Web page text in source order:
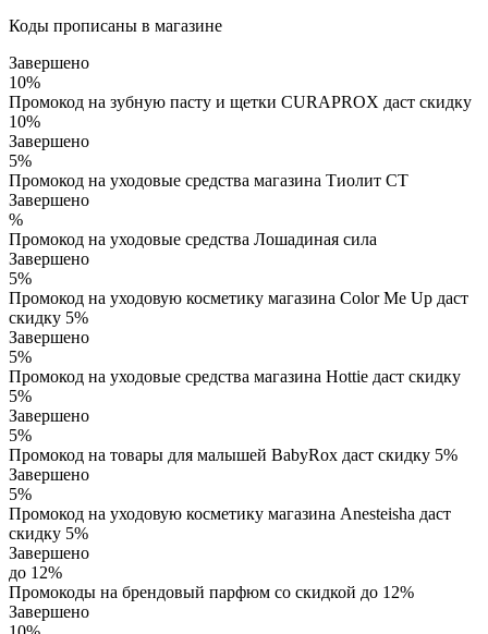
Коды прописаны в магазине
Завершено
10%
Промокод на зубную пасту и щетки CURAPROX даст скидку
10%
Завершено
5%
Промокод на уходовые средства магазина Тиолит СТ
Завершено
%
Промокод на уходовые средства Лошадиная сила
Завершено
5%
Промокод на уходовую косметику магазина Color Me Up даст
скидку 5%
Завершено
5%
Промокод на уходовые средства магазина Hottie даст скидку
5%
Завершено
5%
Промокод на товары для малышей BabyRox даст скидку 5%
Завершено
5%
Промокод на уходовую косметику магазина Anesteisha даст
скидку 5%
Завершено
до 12%
Промокоды на брендовый парфюм со скидкой до 12%
Завершено